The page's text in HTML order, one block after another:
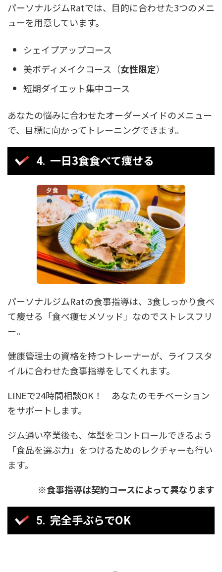
パーソナルジムRatでは、目的に合わせた3つのメニ
ューを用意しています。
シェイプアップコース
美ボディメイクコース（女性限定）
短期ダイエット集中コース
あなたの悩みに合わせたオーダーメイドのメニュー
で、目標に向かってトレーニングできます。
一日3食食べて痩せる
パーソナルジムRatの食事指導は、3食しっかり食べ
て痩せる「食べ痩せメソッド」なのでストレスフリ
ー。
健康管理士の資格を持つトレーナーが、ライフスタ
イルに合わせた食事指導をしてくれます。
LINEで24時間相談OK！ あなたのモチベーション
をサポートします。
ジム通い卒業後も、体型をコントロールできるよう
「食品を選ぶ力」をつけるためのレクチャーも行い
ます。
※食事指導は契約コースによって異なります
完全手ぶらでOK